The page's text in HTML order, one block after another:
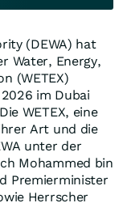
(DEWA) hat
Water, Energy,
(WETEX)
im Dubai
WETEX, eine
Art und die
unter der
Mohammed bin
Premierminister
Herrscher